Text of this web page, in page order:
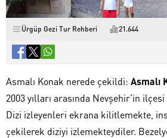
Ürgüp Gezi Tur Rehberi 21.644
Asmalı Konak nerede çekildi: Asmalı
2003 yılları arasında Nevşehir’in
Dizi izleyenleri ekrana kilitlemekte,
çekilerek diziyi izlemekteydiler.